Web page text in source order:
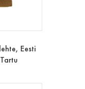
Eesti